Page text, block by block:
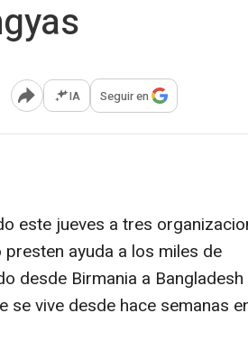
Abrir opciones para compartir
IA Seguir en
este jueves a tres
ayuda a los miles de
desde Birmania a Bangladesh
se vive desde hace semanas